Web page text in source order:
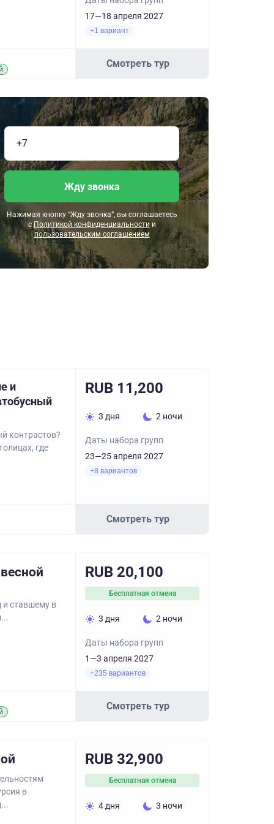
17—18 апреля 2027
+1 вариант
Смотреть тур
Жду звонка
Нажимая кнопку “Жду звонка”, вы соглашаетесь
сПолитикой конфиденциальности и
пользовательским соглашением
и
контрастов?
где
RUB 11,200
3 дня 2 ночи
Даты набора групп
23—25 апреля 2027
+8 вариантов
Смотреть тур
и ставшему в
RUB 20,100
Бесплатная отмена
3 дня 2 ночи
Даты набора групп
1—3 апреля 2027
+235 вариантов
Смотреть тур
в
RUB 32,900
Бесплатная отмена
4 дня 3 ночи